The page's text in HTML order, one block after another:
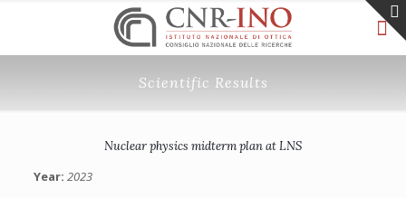
Scientific Results
Nuclear physics midterm plan at LNS
Year: 2023